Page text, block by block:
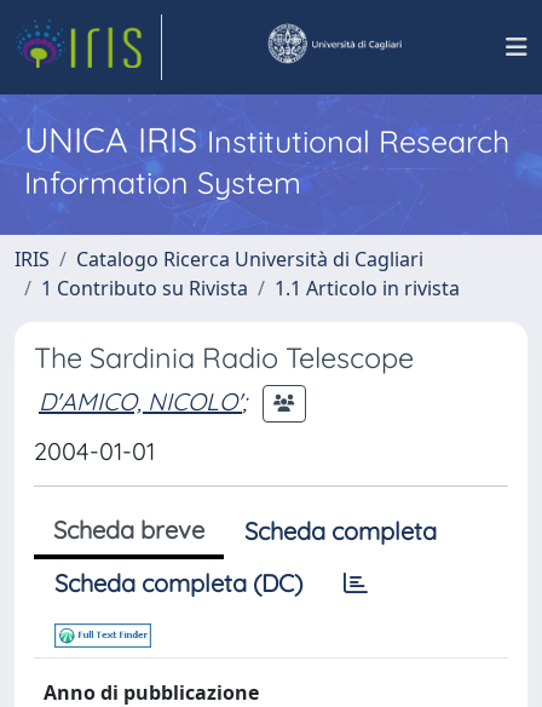
UNICA IRISInstitutional Research
Information System
IRIS
Catalogo Ricerca Università di Cagliari
1 Contributo su Rivista
1.1 Articolo in rivista
The Sardinia Radio Telescope
D'AMICO, NICOLO';
2004-01-01
Scheda breve
Scheda completa
Scheda completa (DC)
Anno di pubblicazione